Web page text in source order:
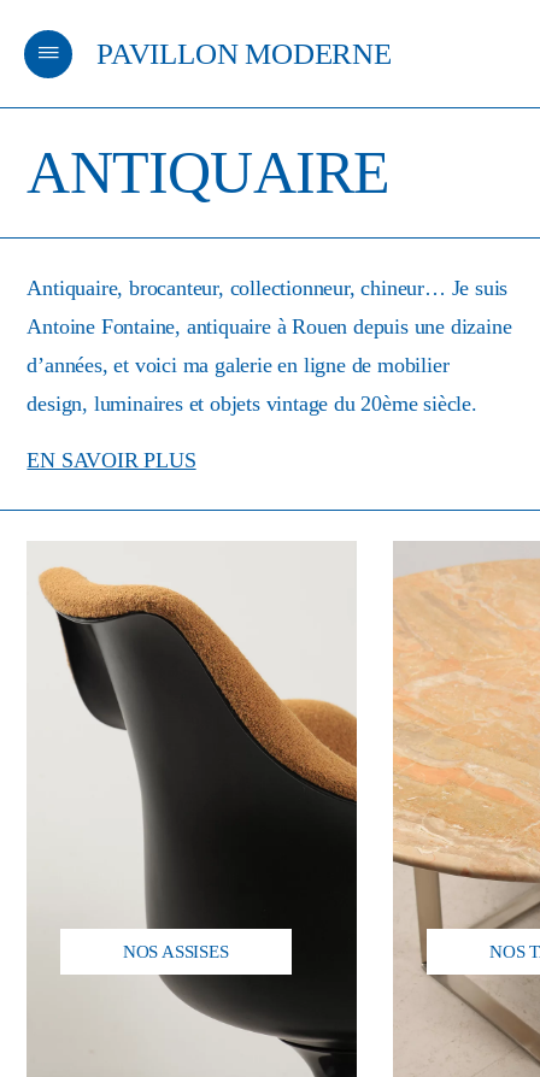
m PAVILLON MODERNE
ANTIQUAIRE
Antiquaire, brocanteur, collectionneur, chineur… Je suis
Antoine Fontaine, antiquaire à Rouen depuis une dizaine
d’années, et voici ma galerie en ligne de mobilier
design, luminaires et objets vintage du 20ème siècle.
EN SAVOIR PLUS
NOS ASSISES NOS